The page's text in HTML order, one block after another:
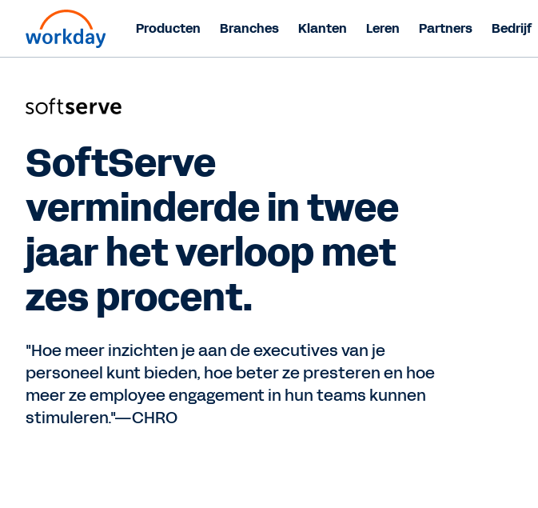
Producten Branches Klanten Leren Partners Bedrijf
SoftServe
verminderde in twee
jaar het verloop met
zes procent.
"Hoe meer inzichten je aan de executives van je
personeel kunt bieden, hoe beter ze presteren en hoe
meer ze employee engagement in hun teams kunnen
stimuleren."—CHRO